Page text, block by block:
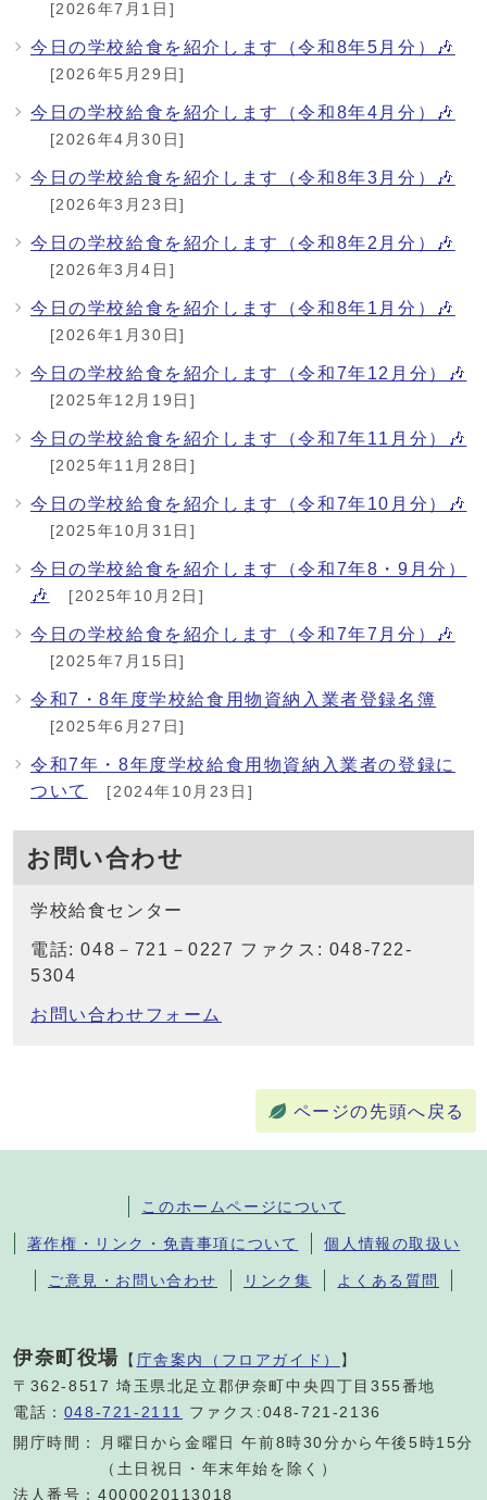
[2026年7月1日]
今日の学校給食を紹介します（令和8年5月分）🎶
[2026年5月29日]
今日の学校給食を紹介します（令和8年4月分）🎶
[2026年4月30日]
今日の学校給食を紹介します（令和8年3月分）🎶
[2026年3月23日]
今日の学校給食を紹介します（令和8年2月分）🎶
[2026年3月4日]
今日の学校給食を紹介します（令和8年1月分）🎶
[2026年1月30日]
今日の学校給食を紹介します（令和7年12月分）🎶
[2025年12月19日]
今日の学校給食を紹介します（令和7年11月分）🎶
[2025年11月28日]
今日の学校給食を紹介します（令和7年10月分）🎶
[2025年10月31日]
今日の学校給食を紹介します（令和7年8・9月分）
🎶
[2025年10月2日]
今日の学校給食を紹介します（令和7年7月分）🎶
[2025年7月15日]
令和7・8年度学校給食用物資納入業者登録名簿
[2025年6月27日]
令和7年・8年度学校給食用物資納入業者の登録に
ついて
[2024年10月23日]
お問い合わせ
学校給食センター
電話: 048－721－0227 ファクス: 048-722-
5304
お問い合わせフォーム
ページの先頭へ戻る
このホームページについて
著作権・リンク・免責事項について 個人情報の取扱い
ご意見・お問い合わせ リンク集 よくある質問
伊奈町役場 【 庁舎案内（フロアガイド） 】
〒362-8517 埼玉県北足立郡伊奈町中央四丁目355番地
電話： 048-721-2111
ファクス:048-721-2136
開庁時間：
月曜日から金曜日 午前8時30分から午後5時15分
（土日祝日・年末年始を除く）
法人番号：4000020113018